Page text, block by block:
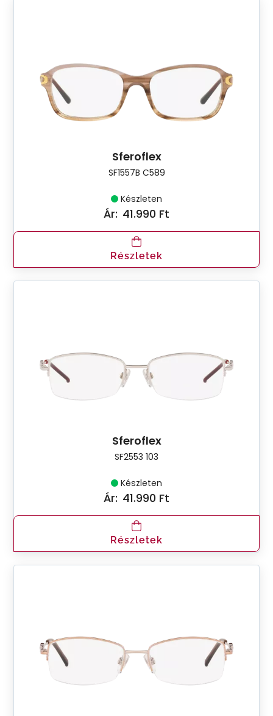
Sferoflex
SF1557B C589
Készleten
Ár: 41.990 Ft
Részletek
Sferoflex
SF2553 103
Készleten
Ár: 41.990 Ft
Részletek